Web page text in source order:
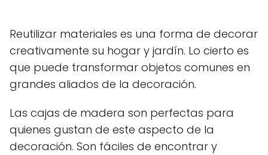
Reutilizar materiales es una forma de decorar
creativamente su hogar y jardín. Lo cierto es
que puede transformar objetos comunes en
grandes aliados de la decoración.
Las cajas de madera son perfectas para
quienes gustan de este aspecto de la
decoración. Son fáciles de encontrar y